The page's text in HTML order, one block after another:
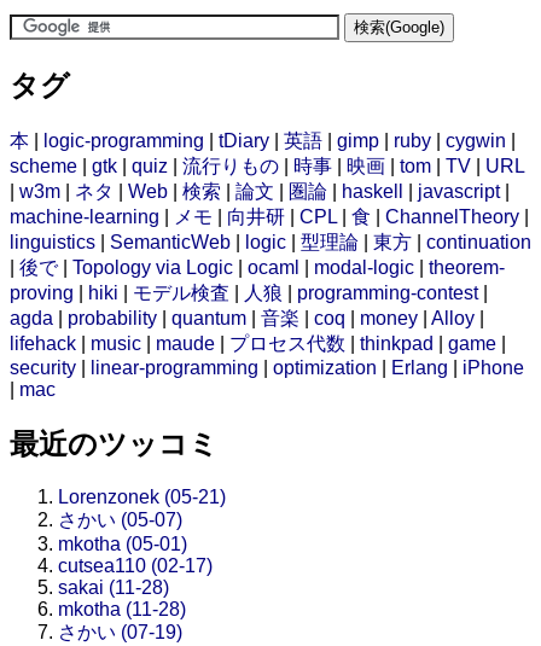
タグ
本 logic-programming tDiary 英語 gimp ruby cygwin
scheme
gtk quiz 流行りもの 時事 映画 tom TV
URL
w3m ネタ Web 検索 論文 圏論 haskell javascript|
machine-learning
メモ 向井研 CPL 食 ChannelTheory
linguistics
SemanticWeb logic 型理論 東方
continuation
後で| Topology via Logic ocaml modal-logic
theorem-
proving
hiki モデル検査 人狼 programming-contest|
agda
probability quantum 音楽 coq money Alloy
lifehack
music maude プロセス代数 thinkpad game
security
linear-programming optimization Erlang
iPhone
mac
最近のツッコミ
Lorenzonek (05-21)
さかい (05-07)
mkotha (05-01)
cutsea110 (02-17)
sakai (11-28)
mkotha (11-28)
さかい (07-19)